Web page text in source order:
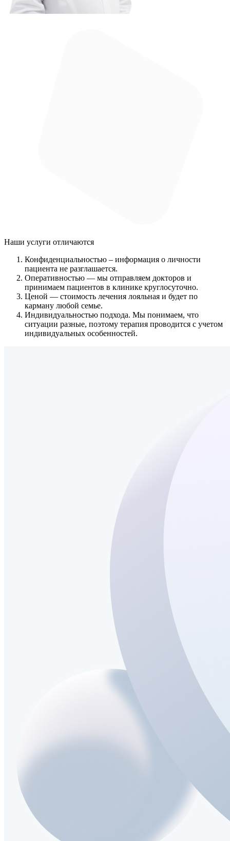
Наши услуги отличаются
Конфиденциальностью – информация о личности
пациента не разглашается.
Оперативностью — мы отправляем докторов и
принимаем пациентов в клинике круглосуточно.
Ценой — стоимость лечения лояльная и будет по
карману любой семье.
Индивидуальностью подхода. Мы понимаем, что
ситуации разные, поэтому терапия проводится с учетом
индивидуальных особенностей.